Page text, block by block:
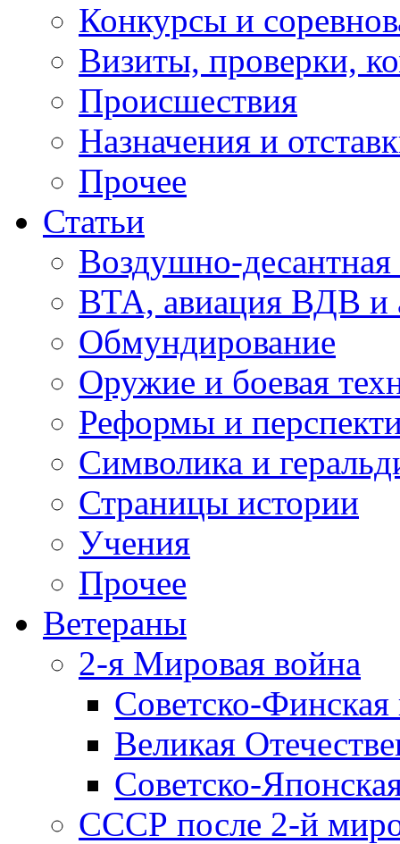
Конкурсы и
Визиты, проверки,
Происшествия
Назначения и
Прочее
Статьи
Воздушно-десантная
ВТА, авиация ВДВ и
Обмундирование
Оружие и боевая
Реформы и
Символика и
Страницы истории
Учения
Прочее
Ветераны
2-я Мировая война
Советско-
Великая
Советско-
СССР после 2-й